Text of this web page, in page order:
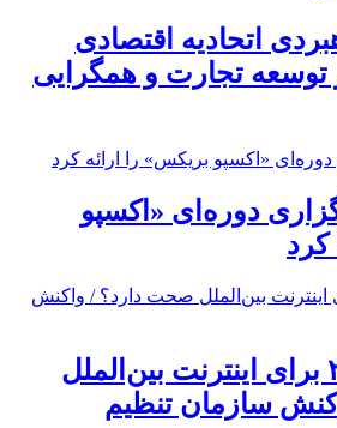
اتحادیه اقتصادی
توسعه تجارت و همگرایی
دوره‌ای «اکسپو
کرد
اعمال ضریب ۲.۷ برای اینترنت بین‌الملل
سازمان تنظیم